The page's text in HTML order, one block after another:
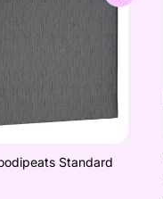
Standard